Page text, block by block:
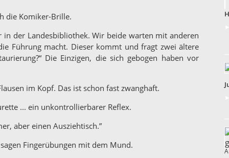
die Komiker-Brille.
in der Landesbibliothek. Wir beide warten mit anderen
Führung macht. Dieser kommt und fragt zwei ältere
Die Einzigen, die sich gebogen haben vor
im Kopf. Das ist schon fast zwanghaft.
... ein unkontrollierbarer Reflex.
aber einen Ausziehtisch.”
Fingerübungen mit dem Mund.